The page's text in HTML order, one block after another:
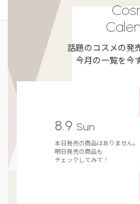
話題のコスメの発
今月の一覧を今
8.9 Sun
本日発売の商品はありません。
明日発売の商品も
チェックしてみて！